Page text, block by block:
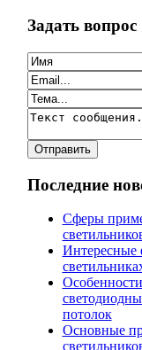
Задать вопрос
Последние
Сферы
Интересные
потолок
Основные